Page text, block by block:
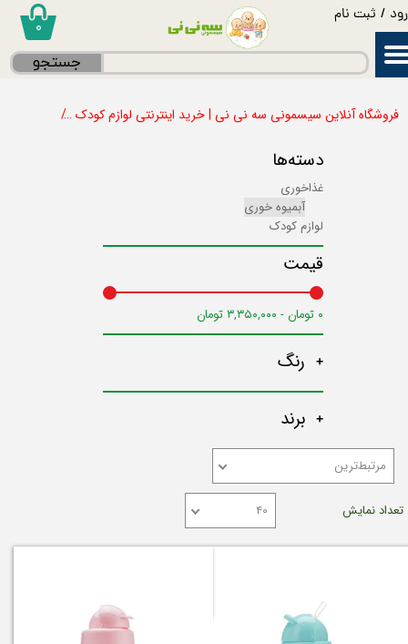
/ ثبت نام
حساب کاربری من
سفارشات
۰
جستجو
فروشگاه آنلاین سیسمونی سه نی نی | خرید اینترنتی لوازم کودک
دسته‌ها
غذاخوری
آبمیوه خوری
لوازم کودک
قیمت
۰ تومان - ۳,۳۵۰,۰۰۰ تومان
رنگ
برند
مرتبط‌ترین
تعداد نمایش ۴۰